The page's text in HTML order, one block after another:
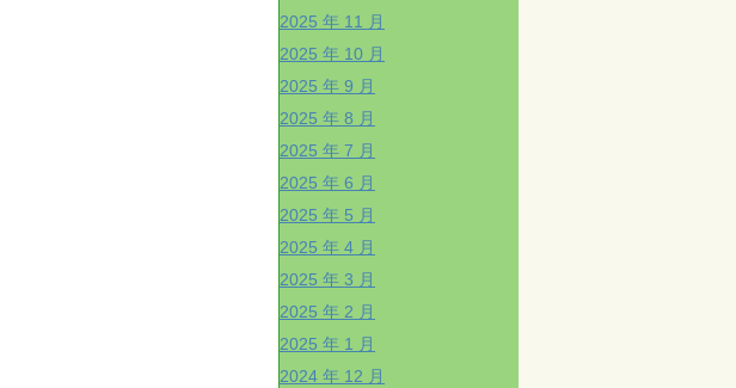
2025 年 11 月
2025 年 10 月
2025 年 9 月
2025 年 8 月
2025 年 7 月
2025 年 6 月
2025 年 5 月
2025 年 4 月
2025 年 3 月
2025 年 2 月
2025 年 1 月
2024 年 12 月